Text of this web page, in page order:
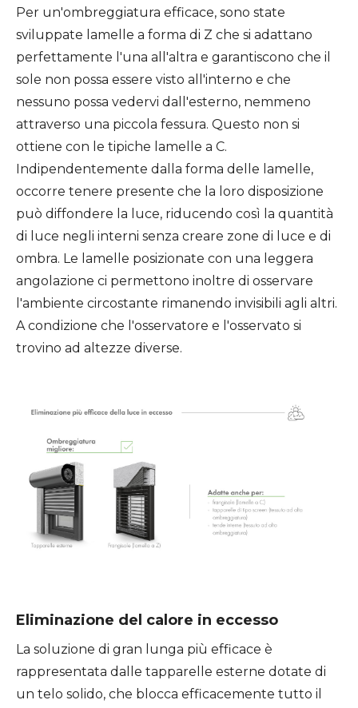
Per un'ombreggiatura efficace, sono state
sviluppate lamelle a forma di Z che si adattano
perfettamente l'una all'altra e garantiscono che il
sole non possa essere visto all'interno e che
nessuno possa vedervi dall'esterno, nemmeno
attraverso una piccola fessura. Questo non si
ottiene con le tipiche lamelle a C.
Indipendentemente dalla forma delle lamelle,
occorre tenere presente che la loro disposizione
può diffondere la luce, riducendo così la quantità
di luce negli interni senza creare zone di luce e di
ombra. Le lamelle posizionate con una leggera
angolazione ci permettono inoltre di osservare
l'ambiente circostante rimanendo invisibili agli altri.
A condizione che l'osservatore e l'osservato si
trovino ad altezze diverse.
Eliminazione del calore in eccesso
La soluzione di gran lunga più efficace è
rappresentata dalle tapparelle esterne dotate di
un telo solido, che blocca efficacemente tutto il